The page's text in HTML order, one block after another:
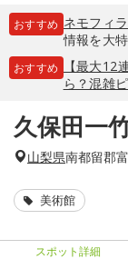
おすすめ ネモフィラ
情報を大
おすすめ
【最大12
ら？混雑
久保田一
山梨県南都留郡
美術館
スポット詳細